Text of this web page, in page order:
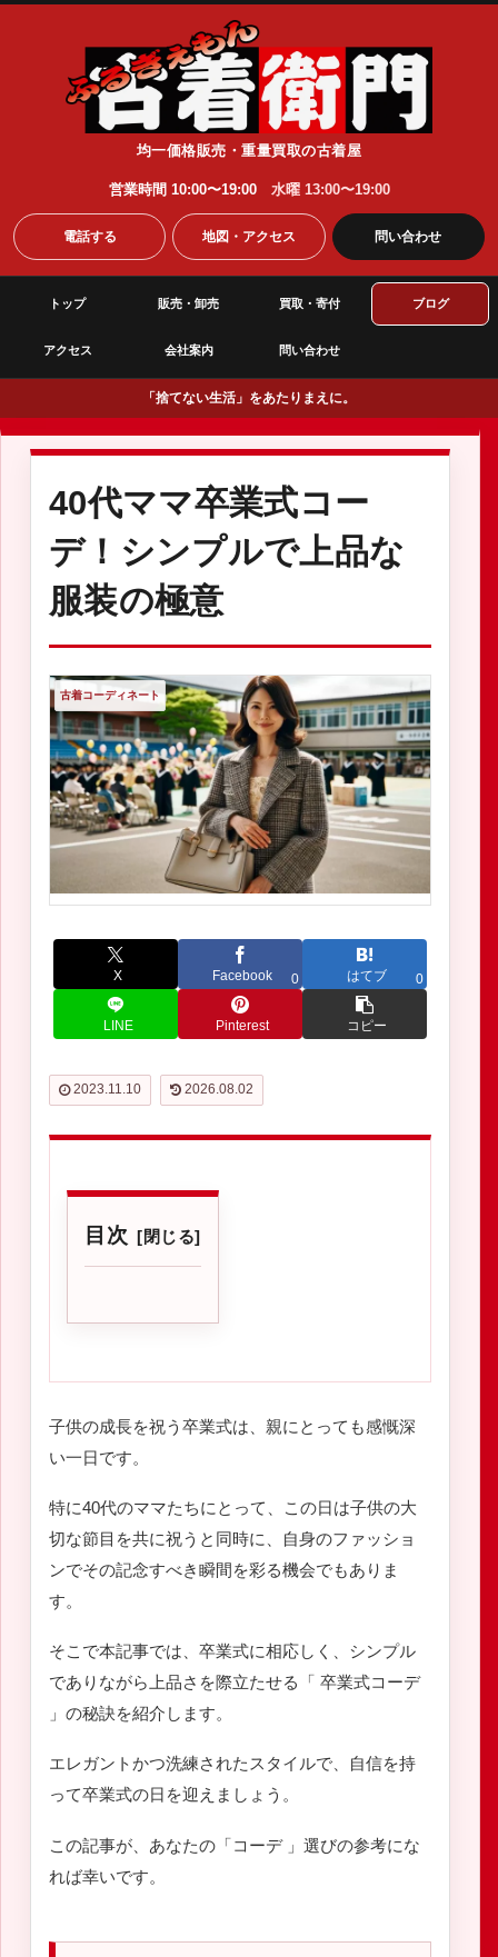
均一価格販売・重量買取の古着屋
営業時間 10:00〜19:00 水曜 13:00〜19:00
電話する 地図・アクセス 問い合わせ
トップ 販売・卸売 買取・寄付 ブログ
アクセス 会社案内 問い合わせ
「捨てない生活」をあたりまえに。
40代ママ卒業式コー
デ！シンプルで上品な
服装の極意
古着コーディネート
X Facebook 0 はてブ 0
LINE Pinterest コピー
2023.11.10 2026.08.02
目次
子供の成長を祝う卒業式は、親にとっても感慨深
い一日です。
特に40代のママたちにとって、この日は子供の大
切な節目を共に祝うと同時に、自身のファッショ
ンでその記念すべき瞬間を彩る機会でもありま
す。
そこで本記事では、卒業式に相応しく、シンプル
でありながら上品さを際立たせる「 卒業式コーデ
」の秘訣を紹介します。
エレガントかつ洗練されたスタイルで、自信を持
って卒業式の日を迎えましょう。
この記事が、あなたの「コーデ 」選びの参考にな
れば幸いです。